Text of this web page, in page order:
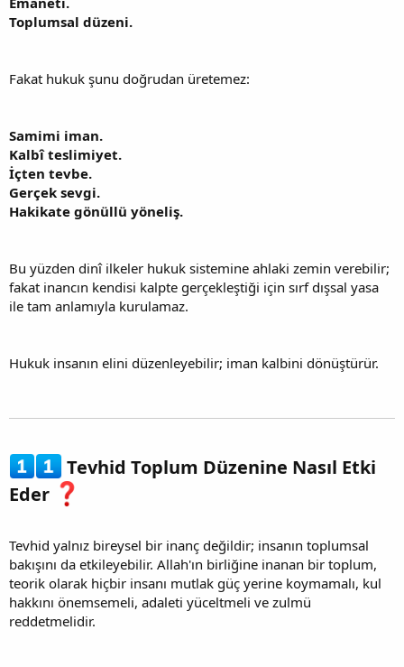
Toplumsal düzeni.
Fakat hukuk şunu doğrudan üretemez:
Samimi iman.
Kalbî teslimiyet.
İçten tevbe.
Gerçek sevgi.
Hakikate gönüllü yöneliş.
Bu yüzden dinî ilkeler hukuk sistemine ahlaki zemin verebilir;
fakat inancın kendisi kalpte gerçekleştiği için sırf dışsal yasa
ile tam anlamıyla kurulamaz.
Hukuk insanın elini düzenleyebilir; iman kalbini dönüştürür.
Tevhid Toplum Düzenine Nasıl Etki
Eder
Tevhid yalnız bireysel bir inanç değildir; insanın toplumsal
bakışını da etkileyebilir. Allah'ın birliğine inanan bir toplum,
teorik olarak hiçbir insanı mutlak güç yerine koymamalı, kul
hakkını önemsemeli, adaleti yüceltmeli ve zulmü
reddetmelidir.